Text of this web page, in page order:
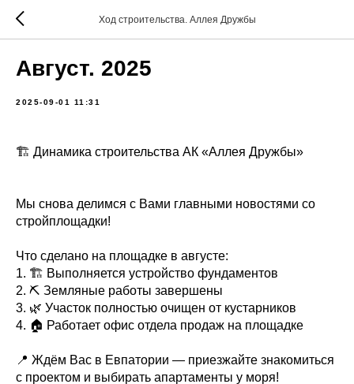
Ход строительства. Аллея Дружбы
Август. 2025
2025-09-01 11:31
🏗 Динамика строительства АК «Аллея Дружбы»
Мы снова делимся с Вами главными новостями со
стройплощадки!
Что сделано на площадке в августе:
1. 🏗 Выполняется устройство фундаментов
2. ⛏ Земляные работы завершены
3. 🌿 Участок полностью очищен от кустарников
4. 🏠 Работает офис отдела продаж на площадке
📍 Ждём Вас в Евпатории — приезжайте знакомиться
с проектом и выбирать апартаменты у моря!